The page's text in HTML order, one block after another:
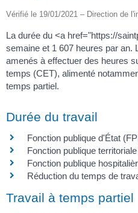
Vérifié le 19/01/2021 – Direction de
La durée du <a href="https://
semaine et 1 607 heures par an.
amenés à effectuer des heures
temps (CET), alimenté
temps partiel.
Durée du travail
Fonction publique d'État
Fonction publique
Fonction publique
Réduction du temps de
Travail à temps partiel